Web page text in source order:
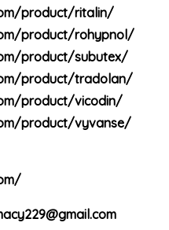
product/ritalin/
product/rohypnol/
product/subutex/
product/tradolan/
product/vicodin/
product/vyvanse/